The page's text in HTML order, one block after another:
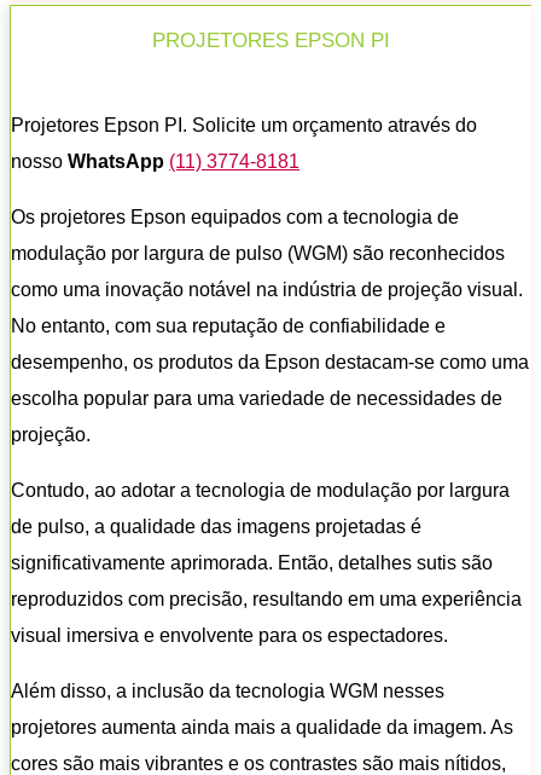
PROJETORES EPSON PI
Projetores Epson PI. Solicite um orçamento através do
nosso WhatsApp (11) 3774-8181
Os projetores Epson equipados com a tecnologia de
modulação por largura de pulso (WGM) são reconhecidos
como uma inovação notável na indústria de projeção visual.
No entanto, com sua reputação de confiabilidade e
desempenho, os produtos da Epson destacam-se como uma
escolha popular para uma variedade de necessidades de
projeção.
Contudo, ao adotar a tecnologia de modulação por largura
de pulso, a qualidade das imagens projetadas é
significativamente aprimorada. Então, detalhes sutis são
reproduzidos com precisão, resultando em uma experiência
visual imersiva e envolvente para os espectadores.
Além disso, a inclusão da tecnologia WGM nesses
projetores aumenta ainda mais a qualidade da imagem. As
cores são mais vibrantes e os contrastes são mais nítidos,